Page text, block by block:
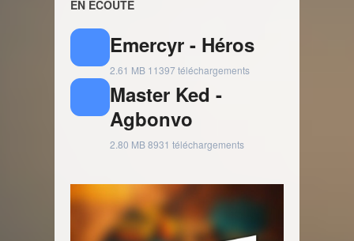
EN ÉCOUTE
Emercyr - Héros
2.61 MB 11397 téléchargements
Master Ked -
Agbonvo
2.80 MB8931 téléchargements